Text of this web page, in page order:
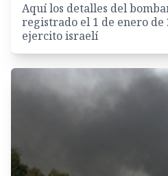
Aquí los detalles del
registrado el 1 de enero de
ejercito israelí